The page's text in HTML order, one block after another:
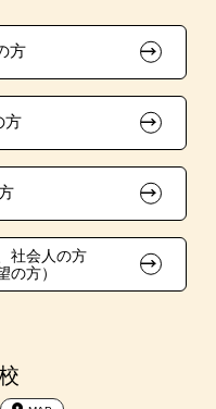
方
方
社会人の方
の方）